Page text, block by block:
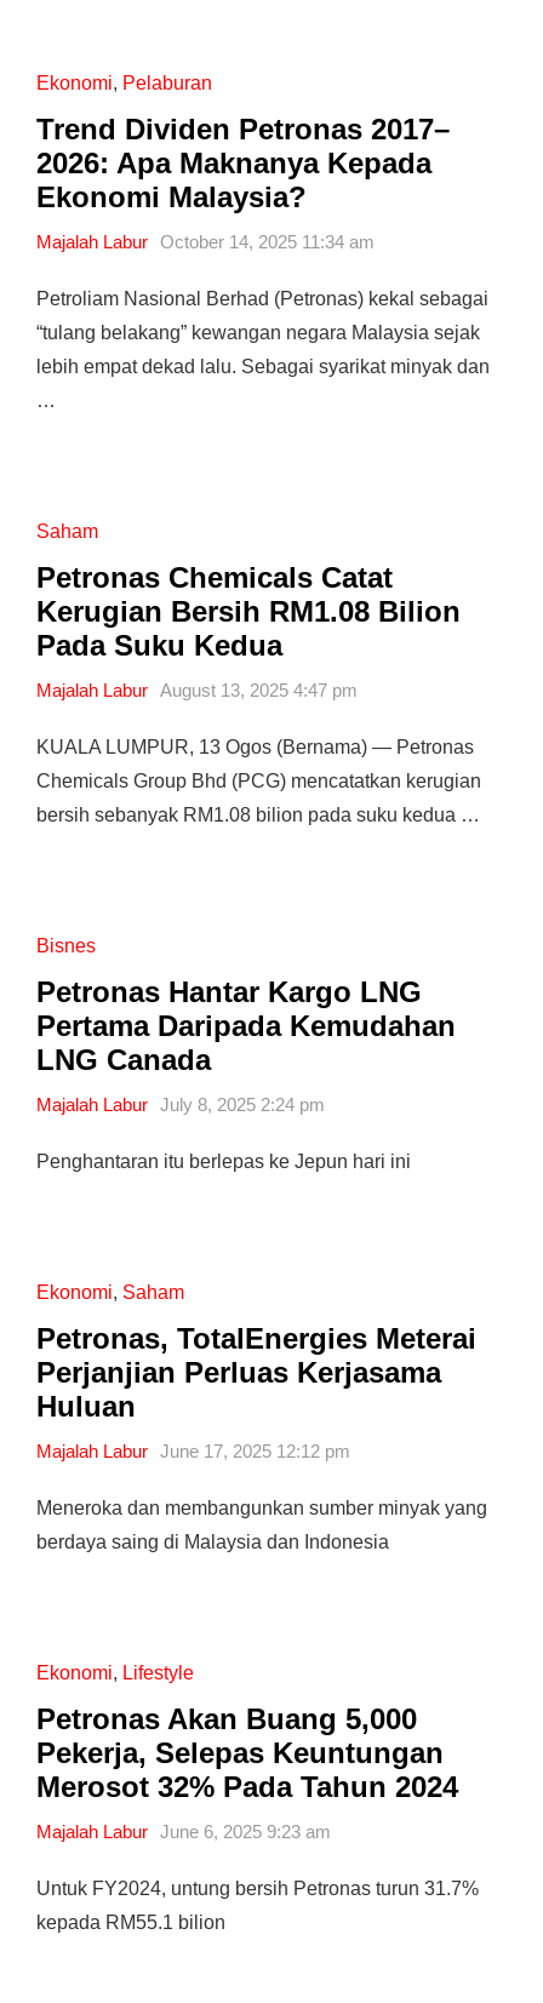
Ekonomi, Pelaburan
Trend Dividen Petronas 2017–
2026: Apa Maknanya Kepada
Ekonomi Malaysia?
Majalah Labur October 14, 2025 11:34 am
Petroliam Nasional Berhad (Petronas) kekal sebagai
“tulang belakang” kewangan negara Malaysia sejak
lebih empat dekad lalu. Sebagai syarikat minyak dan
…
Saham
Petronas Chemicals Catat
Kerugian Bersih RM1.08 Bilion
Pada Suku Kedua
Majalah Labur August 13, 2025 4:47 pm
KUALA LUMPUR, 13 Ogos (Bernama) — Petronas
Chemicals Group Bhd (PCG) mencatatkan kerugian
bersih sebanyak RM1.08 bilion pada suku kedua …
Bisnes
Petronas Hantar Kargo LNG
Pertama Daripada Kemudahan
LNG Canada
Majalah Labur July 8, 2025 2:24 pm
Penghantaran itu berlepas ke Jepun hari ini
Ekonomi, Saham
Petronas, TotalEnergies Meterai
Perjanjian Perluas Kerjasama
Huluan
Majalah Labur June 17, 2025 12:12 pm
Meneroka dan membangunkan sumber minyak yang
berdaya saing di Malaysia dan Indonesia
Ekonomi, Lifestyle
Petronas Akan Buang 5,000
Pekerja, Selepas Keuntungan
Merosot 32% Pada Tahun 2024
Majalah Labur June 6, 2025 9:23 am
Untuk FY2024, untung bersih Petronas turun 31.7%
kepada RM55.1 bilion